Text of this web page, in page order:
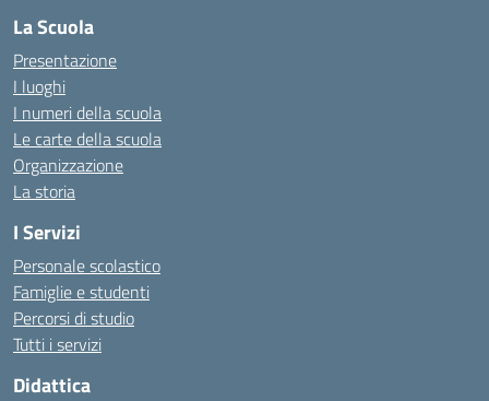
La Scuola
Presentazione
I luoghi
I numeri della scuola
Le carte della scuola
Organizzazione
La storia
I Servizi
Personale scolastico
Famiglie e studenti
Percorsi di studio
Tutti i servizi
Didattica